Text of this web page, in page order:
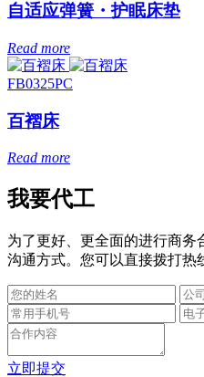
自适应弹簧・护眠床垫
Read more
FB0325PC
百褶床
Read more
我要代工
为了更好、更全面的进行商务
沟通方式。您可以直接拨打热
立即提交